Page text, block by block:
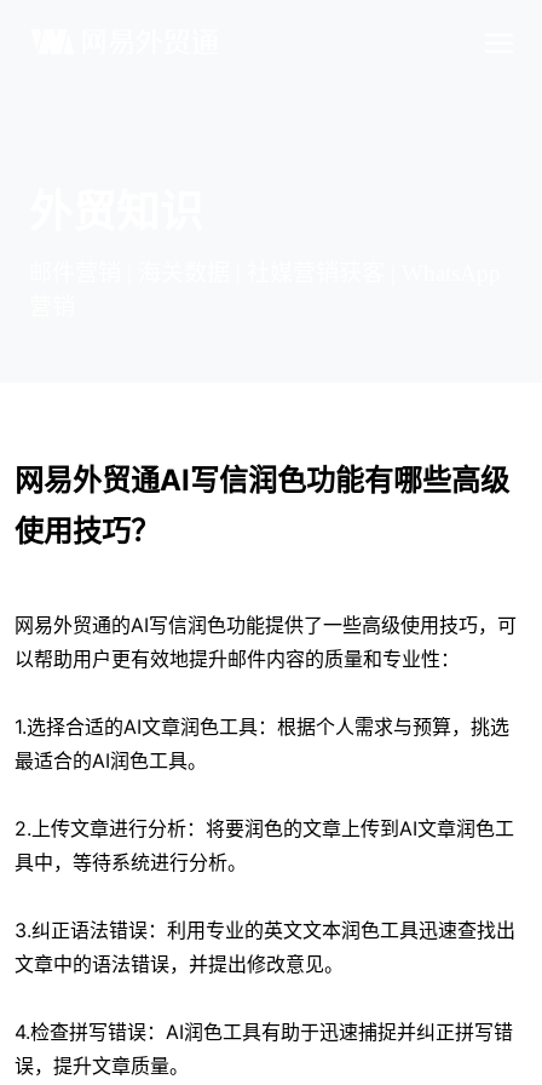
网易外贸通AI写信润色功能有哪些高级
使用技巧？
网易外贸通的AI写信润色功能提供了一些高级使用技巧，可
以帮助用户更有效地提升邮件内容的质量和专业性：
1.选择合适的AI文章润色工具：根据个人需求与预算，挑选
最适合的AI润色工具。
2.上传文章进行分析：将要润色的文章上传到AI文章润色工
具中，等待系统进行分析。
3.纠正语法错误：利用专业的英文文本润色工具迅速查找出
文章中的语法错误，并提出修改意见。
4.检查拼写错误：AI润色工具有助于迅速捕捉并纠正拼写错
误，提升文章质量。